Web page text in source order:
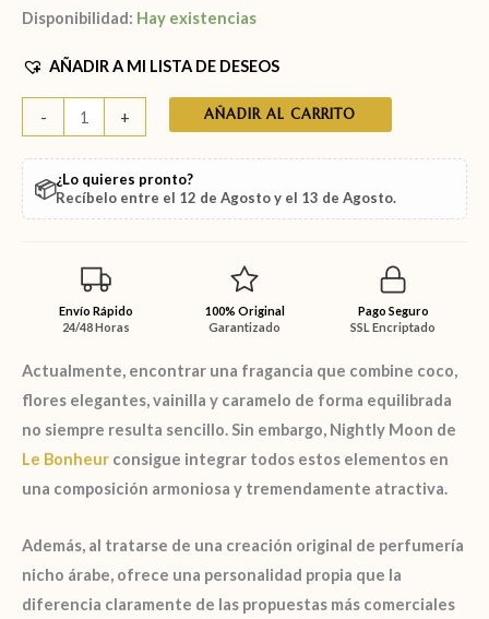
Disponibilidad: Hay existencias
AÑADIR A MI LISTA DE DESEOS
- + AÑADIR AL CARRITO
📦¿Lo quieres pronto?
Recíbelo entre el 12 de Agostoy el 13 de Agosto.
Envío Rápido
24/48 Horas
100% Original
Garantizado
Pago Seguro
SSL Encriptado
Actualmente, encontrar una fragancia que combine coco,
flores elegantes, vainilla y caramelo de forma equilibrada
no siempre resulta sencillo. Sin embargo, Nightly Moon de
Le Bonheur consigue integrar todos estos elementos en
una composición armoniosa y tremendamente atractiva.
Además, al tratarse de una creación original de perfumería
nicho árabe, ofrece una personalidad propia que la
diferencia claramente de las propuestas más comerciales